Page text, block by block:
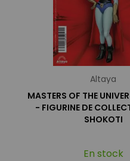
Altaya
MASTERS OF THE
- FIGURINE DE
SHOKOTI
En stock